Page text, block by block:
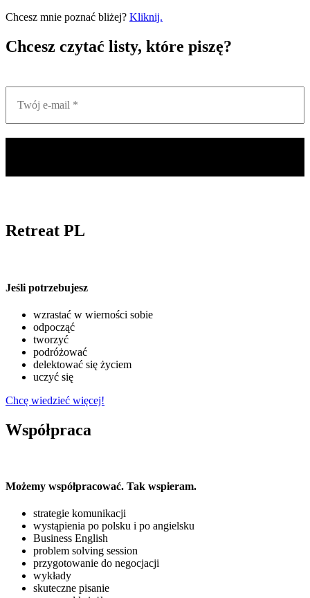
Chcesz mnie poznać bliżej? Kliknij.
Chcesz czytać listy, które piszę?
Retreat PL
Jeśli potrzebujesz
wzrastać w wierności sobie
odpocząć
tworzyć
podróżować
delektować się życiem
uczyć się
Chcę wiedzieć więcej!
Współpraca
Możemy współpracować. Tak wspieram.
strategie komunikacji
wystąpienia po polsku i po angielsku
Business English
problem solving session
przygotowanie do negocjacji
wykłady
skuteczne pisanie